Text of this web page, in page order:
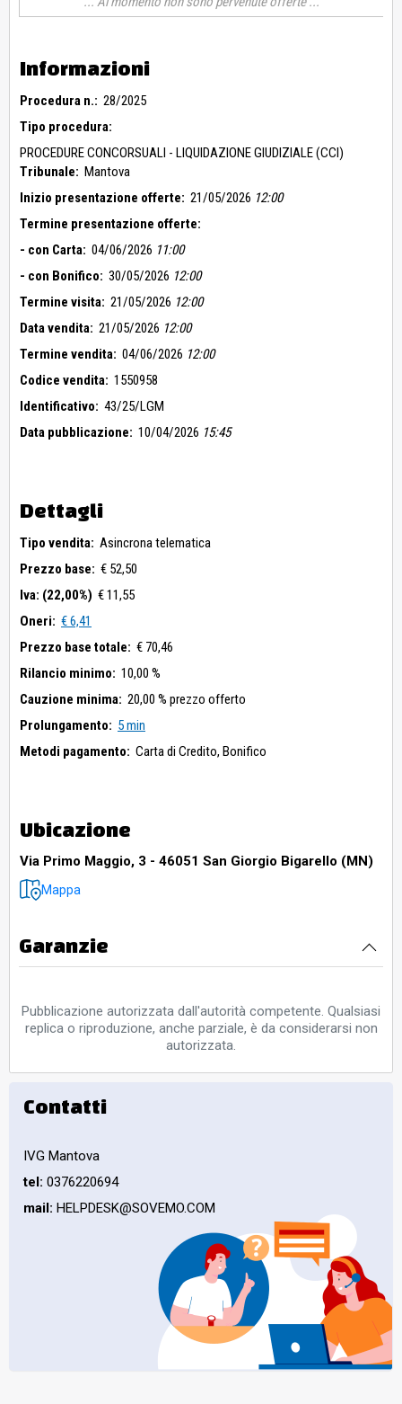
Informazioni
Procedura n.: 28/2025
Tipo procedura:
PROCEDURE CONCORSUALI - LIQUIDAZIONE GIUDIZIALE (CCI)
Tribunale: Mantova
Inizio presentazione offerte: 21/05/2026 12:00
Termine presentazione offerte:
- con Carta: 04/06/2026 11:00
- con Bonifico: 30/05/2026 12:00
Termine visita: 21/05/2026 12:00
Data vendita: 21/05/2026 12:00
Termine vendita: 04/06/2026 12:00
Codice vendita: 1550958
Identificativo: 43/25/LGM
Data pubblicazione: 10/04/2026 15:45
Dettagli
Tipo vendita: Asincrona telematica
Prezzo base: € 52,50
Iva: (22,00%) € 11,55
Oneri: € 6,41
Prezzo base totale: € 70,46
Rilancio minimo: 10,00 %
Cauzione minima: 20,00 % prezzo offerto
Prolungamento: 5 min
Metodi pagamento: Carta di Credito, Bonifico
Ubicazione
Via Primo Maggio, 3 - 46051 San Giorgio Bigarello (MN)
Mappa
Garanzie
Pubblicazione autorizzata dall'autorità competente. Qualsiasi
replica o riproduzione, anche parziale, è da considerarsi non
autorizzata.
Contatti
IVG Mantova
tel: 0376220694
mail: HELPDESK@SOVEMO.COM